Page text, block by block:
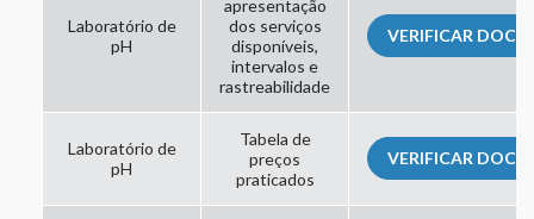
Laboratório de
pH
apresentação
dos serviços
disponíveis,
intervalos e
rastreabilidade
VERIFICAR
Laboratório de
pH
Tabela de
preços
praticados
VERIFICAR